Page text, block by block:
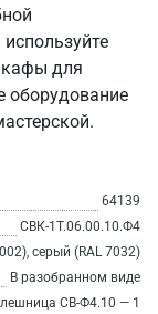
для
оборудование
64139
СВК-1Т.06.00.10.Ф4
серый (RAL 7032)
В разобранном виде
СВ-Ф4.10 — 1